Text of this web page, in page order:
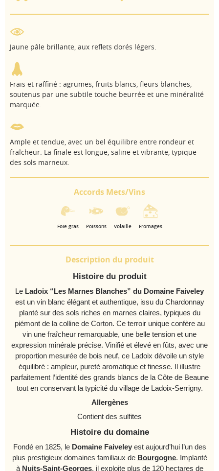
Jaune pâle brillante, aux reflets dorés légers.
Frais et raffiné : agrumes, fruits blancs, fleurs blanches,
soutenus par une subtile touche beurrée et une minéralité
marquée.
Ample et tendue, avec un bel équilibre entre rondeur et
fraîcheur. La finale est longue, saline et vibrante, typique
des sols marneux.
Accords Mets/Vins
Foie gras Poissons Volaille Fromages
Description du produit
Histoire du produit
Le Ladoix “Les Marnes Blanches” du Domaine Faiveley
est un vin blanc élégant et authentique, issu du Chardonnay
planté sur des sols riches en marnes claires, typiques du
piémont de la colline de Corton. Ce terroir unique confère au
vin une fraîcheur remarquable, une belle tension et une
expression minérale précise. Vinifié et élevé en fûts, avec une
proportion mesurée de bois neuf, ce Ladoix dévoile un style
équilibré : ampleur, pureté aromatique et finesse. Il illustre
parfaitement l’identité des grands blancs de la Côte de Beaune
tout en conservant la typicité du village de Ladoix-Serrigny.
Allergènes
Contient des sulfites
Histoire du domaine
Fondé en 1825, le Domaine Faiveleyest aujourd’hui l’un des
plus prestigieux domaines familiaux de Bourgogne. Implanté
à Nuits-Saint-Georges, il exploite plus de 120 hectares de